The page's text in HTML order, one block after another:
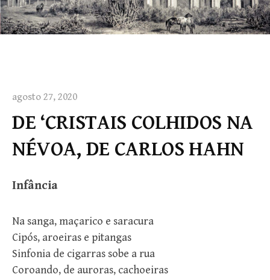
agosto 27, 2020
DE ‘CRISTAIS COLHIDOS NA
NÉVOA, DE CARLOS HAHN
Infância
Na sanga, maçarico e saracura
Cipós, aroeiras e pitangas
Sinfonia de cigarras sobe a rua
Coroando, de auroras, cachoeiras